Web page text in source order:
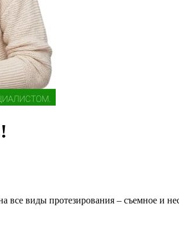
все виды протезирования – съемное и